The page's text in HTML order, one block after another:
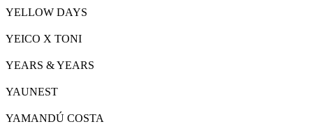
YELLOW DAYS
YEICO X TONI
YEARS & YEARS
YAUNEST
YAMANDÚ COSTA